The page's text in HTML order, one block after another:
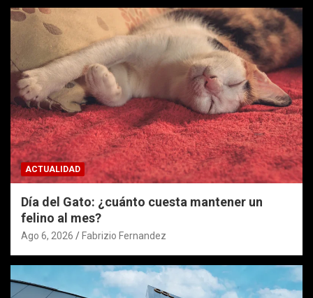
ACTUALIDAD
Día del Gato: ¿cuánto cuesta mantener un
felino al mes?
Ago 6, 2026 Fabrizio Fernandez